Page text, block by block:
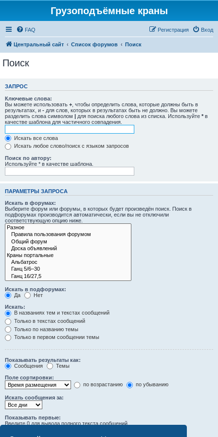
Грузоподъёмные краны
FAQ Вход
Регистрация
Центральный сайт Список форумов Поиск
Поиск
ЗАПРОС
Ключевые слова:
Вы можете использовать + , чтобы определить слова, которые должны быть в
результатах, и - для слов, которых в результатах быть не должно. Вы можете
разделить слова символом | для поиска любого слова из списка. Используйте * в
качестве шаблона для частичного совпадения.
Искать все слова
Искать любое слово/поиск с языком запросов
Поиск по автору:
Используйте * в качестве шаблона.
ПАРАМЕТРЫ ЗАПРОСА
Искать в форумах:
Выберите форум или форумы, в которых будет произведён поиск. Поиск в
подфорумах производится автоматически, если вы не отключили
соответствующую опцию ниже.
Искать в подфорумах:
Да
Нет
Искать:
В названиях тем и текстах сообщений
Только в текстах сообщений
Только по названию темы
Только в первом сообщении темы
Показывать результаты как:
Сообщения
Темы
Поле сортировки:
по возрастанию
по убыванию
Искать сообщения за:
Показывать первые:
Введите 0 для вывода полного текста сообщений.